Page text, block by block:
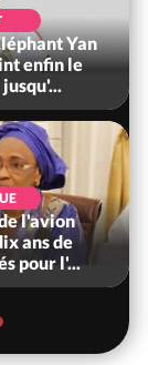
Côte
Côte
2026,